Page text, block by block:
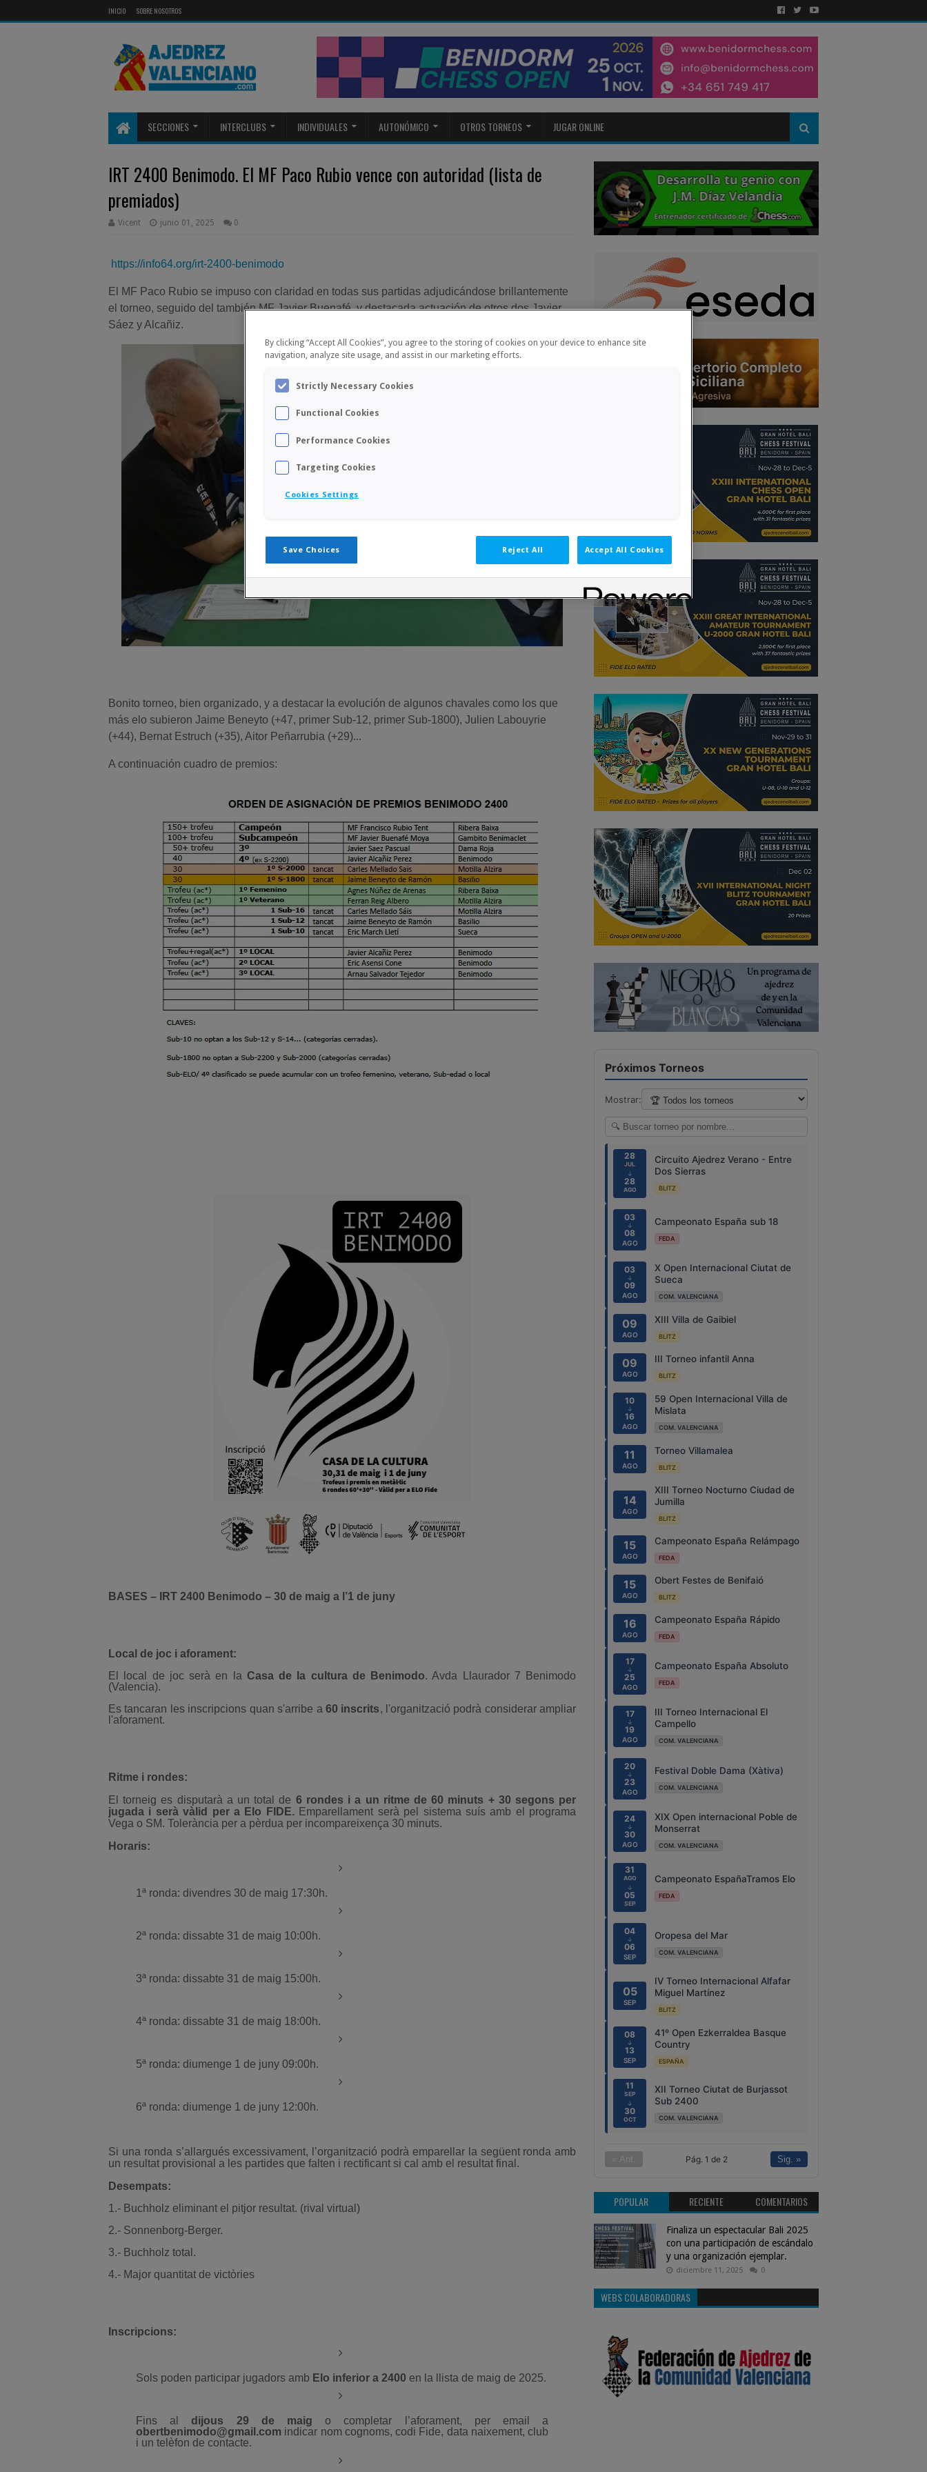
INICIO SOBRE NOSOTROS
SECCIONES INTERCLUBS INDIVIDUALES AUTONÓMICO OTROS TORNEOS JUGAR ONLINE
IRT 2400 Benimodo. El MF Paco Rubio vence con autoridad (lista de
premiados)
Vicent junio 01, 2025 0
https://info64.org/irt-2400-benimodo
El MF Paco Rubio se impuso con claridad en todas sus partidas adjudicándose brillantemente
el torneo, seguido del también MF Javier Buenafé, y destacada actuación de otros dos Javier,
Sáez y Alcañiz.
Bonito torneo, bien organizado, y a destacar la evolución de algunos chavales como los que
más elo subieron Jaime Beneyto (+47, primer Sub-12, primer Sub-1800), Julien Labouyrie
(+44), Bernat Estruch (+35), Aitor Peñarrubia (+29)...
A continuación cuadro de premios:
BASES – IRT 2400 Benimodo – 30 de maig a l’1 de juny
Local de joc i aforament:
El local de joc serà en la Casa de la cultura de Benimodo. Avda Llaurador 7 Benimodo
(Valencia).
Es tancaran les inscripcions quan s'arribe a60 inscrits, l'organització podrà considerar ampliar
l'aforament.
Ritme i rondes:
El torneig es disputarà a un total de 6 rondes i a un ritme de 60 minuts + 30 segons per
jugada i serà vàlid per a Elo FIDE. Emparellament serà pel sistema suís amb el programa
Vega o SM. Tolerància per a pèrdua per incompareixença 30 minuts.
Horaris:
1ª ronda: divendres 30 de maig 17:30h.
2ª ronda: dissabte 31 de maig 10:00h.
3ª ronda: dissabte 31 de maig 15:00h.
4ª ronda: dissabte 31 de maig 18:00h.
5ª ronda: diumenge 1 de juny 09:00h.
6ª ronda: diumenge 1 de juny 12:00h.
Si una ronda s’allargués excessivament, l’organització podrà emparellar la següent ronda amb
un resultat provisional a les partides que falten i rectificant si cal amb el resultat final.
Desempats:
1.- Buchholz eliminant el pitjor resultat. (rival virtual)
2.- Sonnenborg-Berger.
3.- Buchholz total.
4.- Major quantitat de victòries
Inscripcions:
Sols poden participar jugadors amb Elo inferior a 2400 en la llista de maig de 2025.
Fins aldijous 29 de maig o completar l’aforament, per email a
obertbenimodo@gmail.com indicar nom cognoms, codi Fide, data naixement, club
i un telèfon de contacte.
Próximos Torneos
Mostrar:
28
JUL
↓
28
AGO
Circuito Ajedrez Verano - Entre
Dos Sierras
BLITZ
03
↓
08
AGO
Campeonato España sub 18
FEDA
03
↓
09
AGO
X Open Internacional Ciutat de
Sueca
COM. VALENCIANA
09
AGO
XIII Villa de Gaibiel
BLITZ
09
AGO
III Torneo infantil Anna
BLITZ
10
↓
16
AGO
59 Open Internacional Villa de
Mislata
COM. VALENCIANA
11
AGO
Torneo Villamalea
BLITZ
14
AGO
XIII Torneo Nocturno Ciudad de
Jumilla
BLITZ
15
AGO
Campeonato España Relámpago
FEDA
15
AGO
Obert Festes de Benifaió
BLITZ
16
AGO
Campeonato España Rápido
FEDA
17
↓
25
AGO
Campeonato España Absoluto
FEDA
17
↓
19
AGO
III Torneo Internacional El
Campello
COM. VALENCIANA
20
↓
23
AGO
Festival Doble Dama (Xàtiva)
COM. VALENCIANA
24
↓
30
AGO
XIX Open internacional Poble de
Monserrat
COM. VALENCIANA
31
AGO
↓
05
SEP
Campeonato EspañaTramos Elo
FEDA
04
↓
06
SEP
Oropesa del Mar
COM. VALENCIANA
05
SEP
IV Torneo Internacional Alfafar
Miguel Martínez
BLITZ
08
↓
13
SEP
41º Open Ezkerraldea Basque
Country
ESPAÑA
11
SEP
↓
30
OCT
XII Torneo Ciutat de Burjassot
Sub 2400
COM. VALENCIANA
« Ant. Pág. 1 de 2 Sig. »
POPULAR RECIENTE COMENTARIOS
Finaliza un espectacular Bali 2025
con una participación de escándalo
y una organización ejemplar.
diciembre 11, 2025 0
WEBS COLABORADORAS
By clicking “Accept All Cookies”, you agree to the storing of cookies on your device to enhance site
navigation, analyze site usage, and assist in our marketing efforts.
Strictly Necessary Cookies
Functional Cookies
Performance Cookies
Targeting Cookies
Cookies Settings
Save Choices Reject All Accept All Cookies